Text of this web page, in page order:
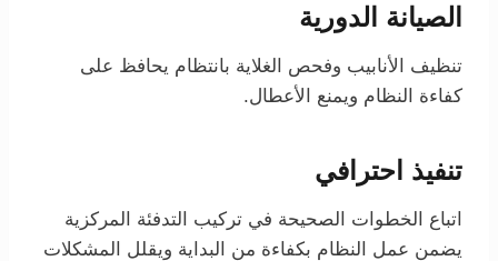
الصيانة الدورية
تنظيف الأنابيب وفحص الغلاية بانتظام يحافظ على
كفاءة النظام ويمنع الأعطال.
تنفيذ احترافي
اتباع الخطوات الصحيحة في تركيب التدفئة المركزية
يضمن عمل النظام بكفاءة من البداية ويقلل المشكلات